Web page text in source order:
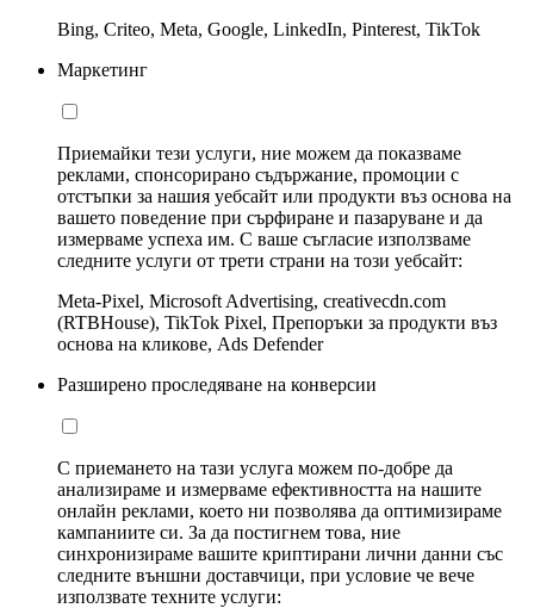
Bing, Criteo, Meta, Google, LinkedIn, Pinterest, TikTok
Маркетинг
Приемайки тези услуги, ние можем да показваме
реклами, спонсорирано съдържание, промоции с
отстъпки за нашия уебсайт или продукти въз основа на
вашето поведение при сърфиране и пазаруване и да
измерваме успеха им. С ваше съгласие използваме
следните услуги от трети страни на този уебсайт:
Meta-Pixel, Microsoft Advertising, creativecdn.com
(RTBHouse), TikTok Pixel, Препоръки за продукти въз
основа на кликове, Ads Defender
Разширено проследяване на конверсии
С приемането на тази услуга можем по-добре да
анализираме и измерваме ефективността на нашите
онлайн реклами, което ни позволява да оптимизираме
кампаниите си. За да постигнем това, ние
синхронизираме вашите криптирани лични данни със
следните външни доставчици, при условие че вече
използвате техните услуги: